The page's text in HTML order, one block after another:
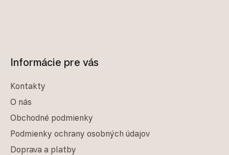
Informácie pre vás
Kontakty
O nás
Obchodné podmienky
Podmienky ochrany osobných údajov
Doprava a platby